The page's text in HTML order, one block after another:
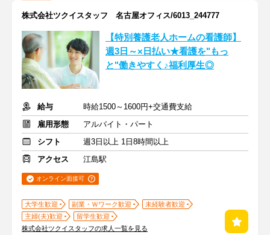
株式会社ツクイスタッフ 名古屋オフィス/6013_244777
【特別養護老人ホームの看護師】
週3日～×日払い★看護を"もっ
と"働きやすく♪福利厚生◎
給与
時給1500～1600円+交通費支給
雇用形態
アルバイト・パート
シフト
週3日以上 1日8時間以上
アクセス
江島駅
オンライン面接可
大学生歓迎 副業・Ｗワーク歓迎
未経験者歓迎
主婦(夫)歓迎
留学生歓迎
株式会社ツクイスタッフの求人一覧を見る